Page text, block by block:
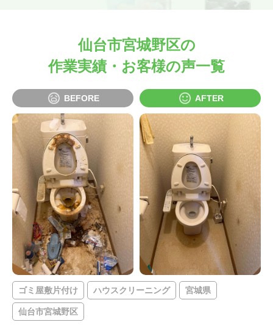
仙台市宮城野区の
作業実績・お客様の声一覧
BEFORE AFTER
ゴミ屋敷片付け ハウスクリーニング 宮城県
仙台市宮城野区